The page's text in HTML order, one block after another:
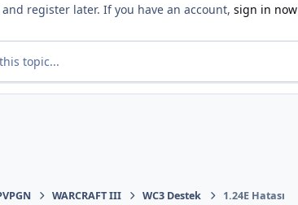
register later. If you have an account, sign in now
topic...
WARCRAFT III WC3 Destek 1.24E Hatası